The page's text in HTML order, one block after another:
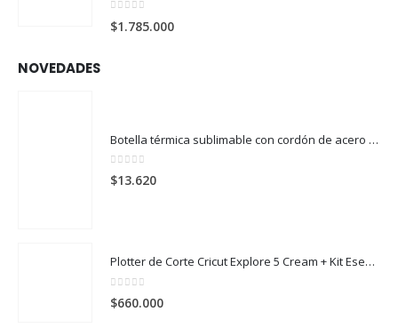
$1.735.000.
0
$1.785.000
NOVEDADES
Botella térmica sublimable con cordón de acero 304 500ml
0 out of 5
$13.620
Plotter de Corte Cricut Explore 5 Cream + Kit Esencial
0
$660.000